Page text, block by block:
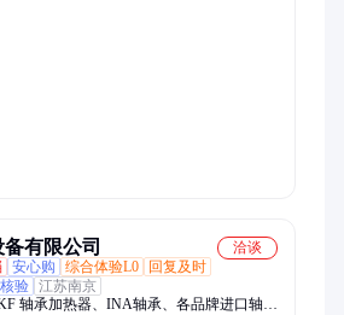
有限公司
洽谈
安心购 综合体验L0
回复及时
验 江苏南京
轴承加热器、INA轴承、各品牌进口轴